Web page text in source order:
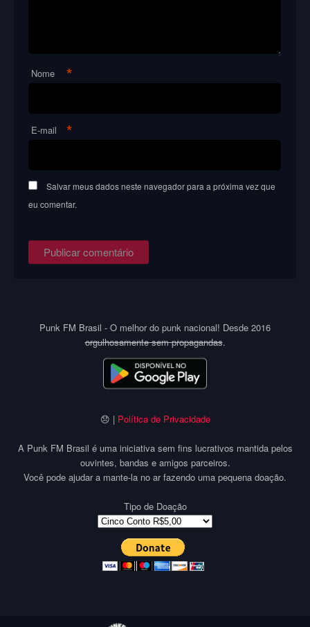
Nome *
E-mail *
Salvar meus dados neste navegador para a próxima vez que
eu comentar.
Punk FM Brasil - O melhor do punk nacional! Desde 2016
orgulhosamente sem propagandas.
😞 | Política de Privacidade
A Punk FM Brasil é uma iniciativa sem fins lucrativos mantida pelos
ouvintes, bandas e amigos parceiros.
Você pode ajudar a mante-la no ar fazendo uma pequena doação.
Tipo de Doação